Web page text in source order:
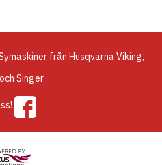
från Husqvarna Viking,
Singer